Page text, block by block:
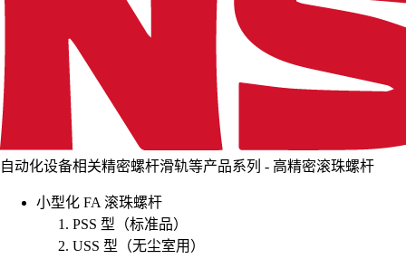
自动化设备相关精密螺杆滑轨等产品系列 - 高精密滚珠螺杆
小型化 FA 滚珠螺杆
PSS 型（标准品）
USS 型（无尘室用）